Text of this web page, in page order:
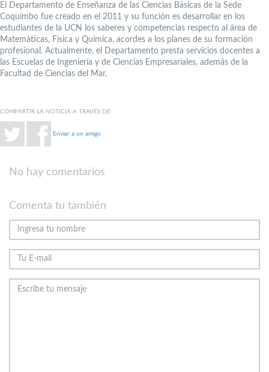
El Departamento de Enseñanza de las Ciencias Básicas de la Sede
Coquimbo fue creado en el 2011 y su función es desarrollar en los
estudiantes de la UCN los saberes y competencias respecto al área de
Matemáticas, Física y Química, acordes a los planes de su formación
profesional. Actualmente, el Departamento presta servicios docentes a
las Escuelas de Ingeniería y de Ciencias Empresariales, además de la
Facultad de Ciencias del Mar.
COMPARTIR LA NOTICIA A TRAVÉS DE:
Enviar a un amigo
No hay comentarios
Comenta tu también